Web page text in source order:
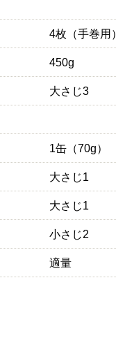
4枚（手巻用
450g
大さじ3
1缶（70g）
大さじ1
大さじ1
小さじ2
適量